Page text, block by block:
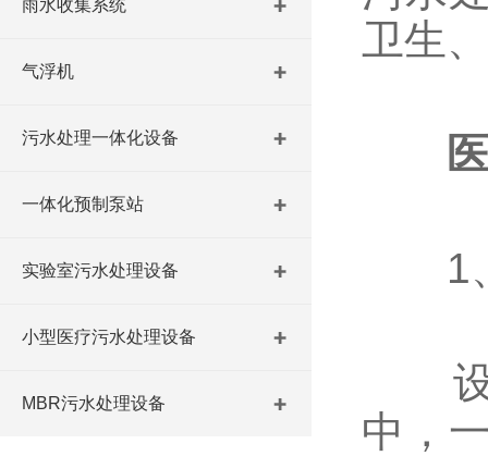
雨水收集系统
气浮机
污水处理一体化设备
一体化预制泵站
实验室污水处理设备
小型医疗污水处理设备
MBR污水处理设备
卫生
1、
设
中，